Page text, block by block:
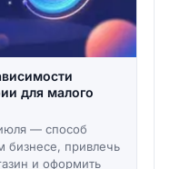
для малого
— способ
бизнесе, привлечь
и оформить